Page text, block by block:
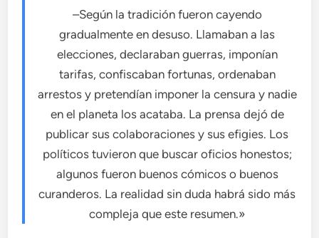
–Según la tradición fueron cayendo
gradualmente en desuso. Llamaban a las
elecciones, declaraban guerras, imponían
tarifas, confiscaban fortunas, ordenaban
arrestos y pretendían imponer la censura y nadie
en el planeta los acataba. La prensa dejó de
publicar sus colaboraciones y sus efigies. Los
políticos tuvieron que buscar oficios honestos;
algunos fueron buenos cómicos o buenos
curanderos. La realidad sin duda habrá sido más
compleja que este resumen.»